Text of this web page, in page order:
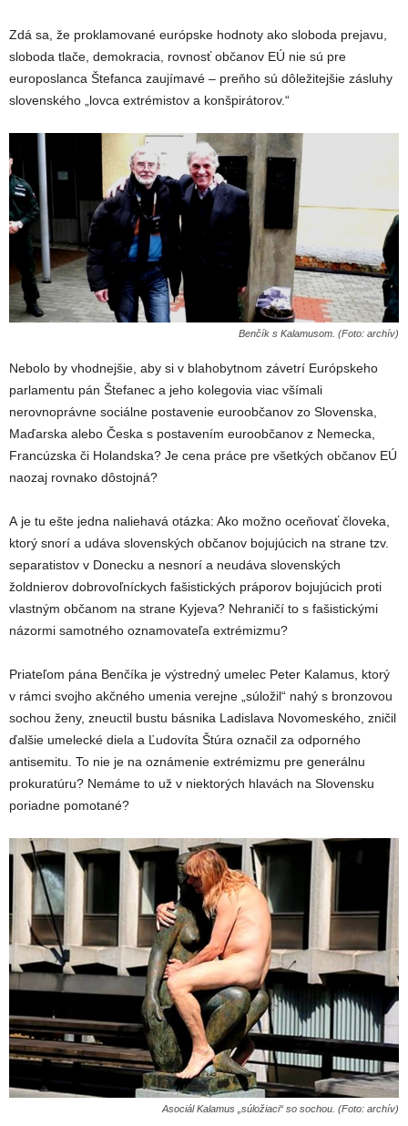
Zdá sa, že proklamované európske hodnoty ako sloboda prejavu,
sloboda tlače, demokracia, rovnosť občanov EÚ nie sú pre
europoslanca Štefanca zaujímavé – preňho sú dôležitejšie zásluhy
slovenského „lovca extrémistov a konšpirátorov.“
Benčík s Kalamusom. (Foto: archív)
Nebolo by vhodnejšie, aby si v blahobytnom závetrí Európskeho
parlamentu pán Štefanec a jeho kolegovia viac všímali
nerovnoprávne sociálne postavenie euroobčanov zo Slovenska,
Maďarska alebo Česka s postavením euroobčanov z Nemecka,
Francúzska či Holandska? Je cena práce pre všetkých občanov EÚ
naozaj rovnako dôstojná?
A je tu ešte jedna naliehavá otázka: Ako možno oceňovať človeka,
ktorý snorí a udáva slovenských občanov bojujúcich na strane tzv.
separatistov v Donecku a nesnorí a neudáva slovenských
žoldnierov dobrovoľníckych fašistických práporov bojujúcich proti
vlastným občanom na strane Kyjeva? Nehraničí to s fašistickými
názormi samotného oznamovateľa extrémizmu?
Priateľom pána Benčíka je výstredný umelec Peter Kalamus, ktorý
v rámci svojho akčného umenia verejne „súložil“ nahý s bronzovou
sochou ženy, zneuctil bustu básnika Ladislava Novomeského, zničil
ďalšie umelecké diela a Ľudovíta Štúra označil za odporného
antisemitu. To nie je na oznámenie extrémizmu pre generálnu
prokuratúru? Nemáme to už v niektorých hlavách na Slovensku
poriadne pomotané?
Asociál Kalamus „súložiaci“ so sochou. (Foto: archív)